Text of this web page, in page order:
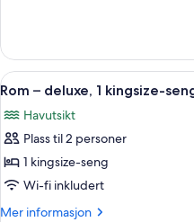
kingsize-
seng
–
deluxe,
1
seng
Åpne
alle
bildene
av
Rom
–
deluxe,
2
Rom – deluxe, 1 kingsize-
Havutsikt
Plass til 2 personer
1 kingsize-seng
Wi-fi inkludert
Mer informasjon
Mer